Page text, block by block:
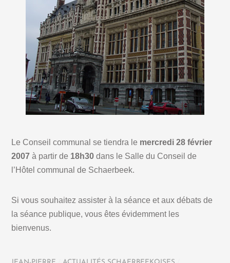
Le Conseil communal se tiendra le mercredi 28 février
2007 à partir de 18h30 dans le Salle du Conseil de
l’Hôtel communal de Schaerbeek.
Si vous souhaitez assister à la séance et aux débats de
la séance publique, vous êtes évidemment les
bienvenus.